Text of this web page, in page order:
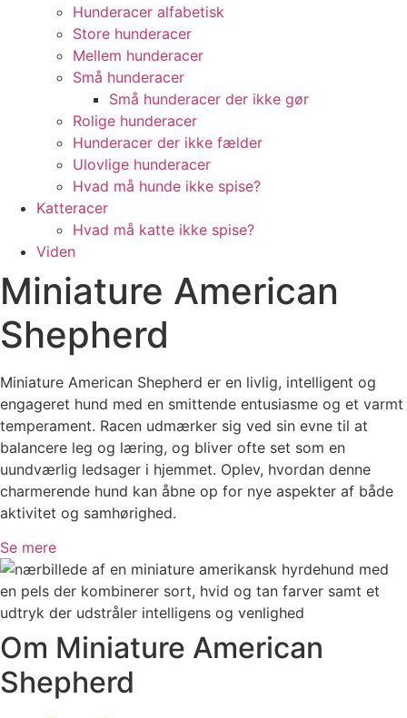
Hunderacer alfabetisk
Store hunderacer
Mellem hunderacer
Små hunderacer
Små hunderacer der ikke gør
Rolige hunderacer
Hunderacer der ikke fælder
Ulovlige hunderacer
Hvad må hunde ikke spise?
Katteracer
Hvad må katte ikke spise?
Viden
Miniature American
Shepherd
Miniature American Shepherd er en livlig, intelligent og
engageret hund med en smittende entusiasme og et varmt
temperament. Racen udmærker sig ved sin evne til at
balancere leg og læring, og bliver ofte set som en
uundværlig ledsager i hjemmet. Oplev, hvordan denne
charmerende hund kan åbne op for nye aspekter af både
aktivitet og samhørighed.
Se mere
Om Miniature American
Shepherd